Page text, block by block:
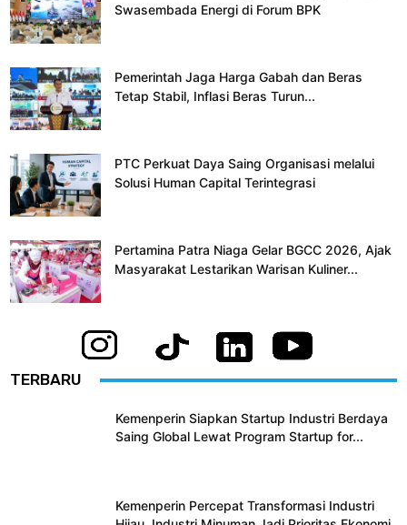
Swasembada Energi di Forum BPK
Pemerintah Jaga Harga Gabah dan Beras
Tetap Stabil, Inflasi Beras Turun...
PTC Perkuat Daya Saing Organisasi melalui
Solusi Human Capital Terintegrasi
Pertamina Patra Niaga Gelar BGCC 2026, Ajak
Masyarakat Lestarikan Warisan Kuliner...
TERBARU
Kemenperin Siapkan Startup Industri Berdaya
Saing Global Lewat Program Startup for...
Kemenperin Percepat Transformasi Industri